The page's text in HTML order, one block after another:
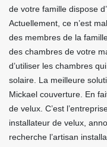
de votre famille dispose
Actuellement, ce n’est
des membres de la
des chambres de votre
d’utiliser les chambres
solaire. La meilleure
Mickael couverture. En
de velux. C’est
installateur de velux,
recherche l’artisan